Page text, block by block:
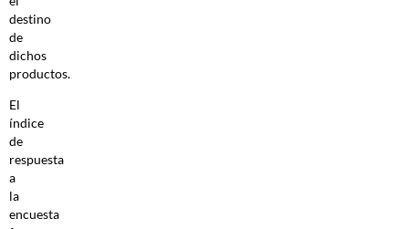
destino
de
dichos
productos.
El
índice
de
respuesta
a
la
encuesta